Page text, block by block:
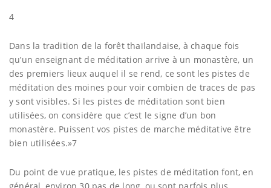
4
Dans la tradition de la forêt thaïlandaise, à chaque fois
qu’un enseignant de méditation arrive à un monastère, un
des premiers lieux auquel il se rend, ce sont les pistes de
méditation des moines pour voir combien de traces de pas
y sont visibles. Si les pistes de méditation sont bien
utilisées, on considère que c’est le signe d’un bon
monastère. Puissent vos pistes de marche méditative être
bien utilisées.»7
Du point de vue pratique, les pistes de méditation font, en